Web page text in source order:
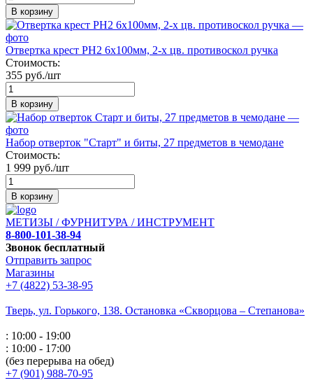
В корзину
Отвертка крест РН2 6х100мм, 2-х цв. противоскол ручка
Стоимость:
355 руб./шт
В корзину
Набор отверток "Старт" и биты, 27 предметов в чемодане
Стоимость:
1 999 руб./шт
В корзину
МЕТИЗЫ / ФУРНИТУРА / ИНСТРУМЕНТ
8-800-101-38-94
Звонок бесплатный
Отправить запрос
Магазины
+7 (4822) 53-38-95
Тверь, ул. Горького, 138. Остановка «Скворцова – Степанова»
: 10:00 - 19:00
: 10:00 - 17:00
(без перерыва на обед)
+7 (901) 988-70-95